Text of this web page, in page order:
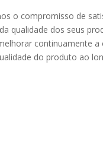
o compromisso de
qualidade dos seus
continuamente a
do produto ao